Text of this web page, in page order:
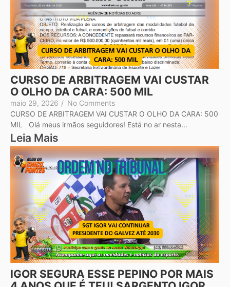
CURSO DE ARBITRAGEM VAI CUSTAR
O OLHO DA CARA: 500 MIL
maio 29, 2026 / No Comments
CURSO DE ARBITRAGEM VAI CUSTAR O OLHO DA CARA: 500
MIL Olá meus irmãos seguidores! Está no ar nesta...
Leia Mais
IGOR SEGURA ESSE PEPINO POR MAIS